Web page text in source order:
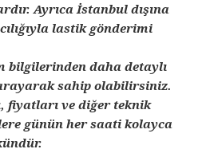
Ayrıca İstanbul dışına
lastik gönderimi
bilgilerinden daha detaylı
sahip olabilirsiniz.
fiyatları ve diğer teknik
günün her saati kolayca